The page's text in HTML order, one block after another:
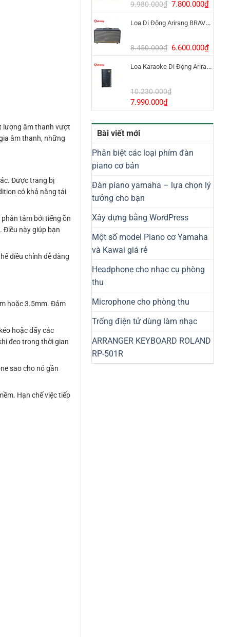
8.800.000₫.
9.980.000₫ Giá
gốc
là:
7.800.000₫Giá
hiện
tại
Loa Di Động Arirang BRAVO 8 800W Có Micro
8.450.000₫ Giá
gốc
là:
6.600.000₫Giá
hiện
tại
Loa Karaoke Di Động Arirang EDGE-X Model I
10.230.000₫
Giá
gốc
là:
10.230.000₫.
7.990.000₫Giá
hiện
tại
7.990.000₫.
Bài viết mới
Phân biệt các loại phím đàn
piano cơ bản
Đàn piano yamaha – lựa chọn lý
tưởng cho bạn
Xây dựng bằng WordPress
Một số model Piano cơ Yamaha
và Kawai giá rẻ
Headphone cho nhạc cụ phòng
thu
Microphone cho phòng thu
Trống điện tử dùng làm nhạc
ARRANGER KEYBOARD ROLAND
RP-501R
lượng âm thanh vượt
âm thanh, những
Được trang bị
có khả năng tái
tâm bởi tiếng ồn
Điều này giúp bạn
điều chỉnh dễ dàng
hoặc 3.5mm. Đảm
hoặc đẩy các
đeo trong thời gian
sao cho nó gần
Hạn chế việc tiếp